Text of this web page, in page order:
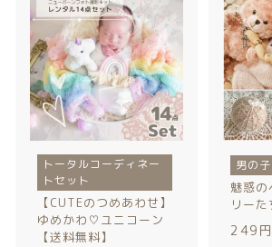
トータルコーディネー
トセット
【CUTEのつめあわせ】
ゆめかわ♡ユニコーン
【送料無料】
男の
魅惑の
リー
249円
トータルコーディネート
セット
男の子
小物単品レンタル 女の子
カ
男の子向けアイテム
小物単品レンタル
女の子向けアイテム
ギフトカード
バースデーセット
絞り込み検索
親カテゴリー
子カテゴリー
価格帯